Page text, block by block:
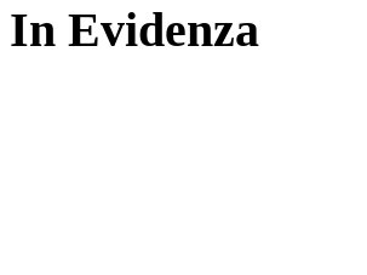
In Evidenza